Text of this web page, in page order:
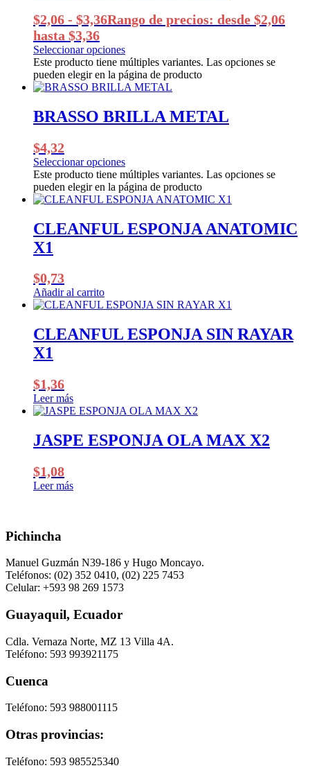
$2,06 - $3,36Rango de precios: desde $2,06
hasta $3,36
Seleccionar opciones
Este producto tiene múltiples variantes. Las opciones se
pueden elegir en la página de producto
BRASSO BRILLA METAL
$4,32
Seleccionar opciones
Este producto tiene múltiples variantes. Las opciones se
pueden elegir en la página de producto
CLEANFUL ESPONJA ANATOMIC
X1
$0,73
Añadir al carrito
CLEANFUL ESPONJA SIN RAYAR
X1
$1,36
Leer más
JASPE ESPONJA OLA MAX X2
$1,08
Leer más
Pichincha
Manuel Guzmán N39-186 y Hugo Moncayo.
Teléfonos: (02) 352 0410, (02) 225 7453
Celular: +593 98 269 1573
Guayaquil, Ecuador
Cdla. Vernaza Norte, MZ 13 Villa 4A.
Teléfono: 593 993921175
Cuenca
Teléfono: 593 988001115
Otras provincias:
Teléfono: 593 985525340